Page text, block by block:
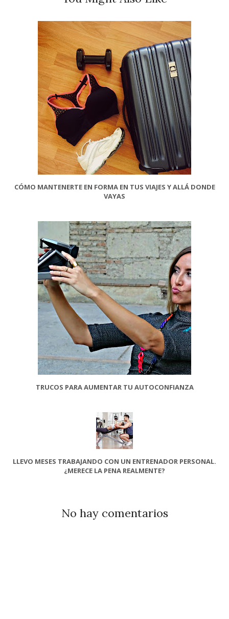
CÓMO MANTENERTE EN FORMA EN TUS VIAJES Y ALLÁ DONDE
VAYAS
TRUCOS PARA AUMENTAR TU AUTOCONFIANZA
LLEVO MESES TRABAJANDO CON UN ENTRENADOR PERSONAL.
¿MERECE LA PENA REALMENTE?
No hay comentarios